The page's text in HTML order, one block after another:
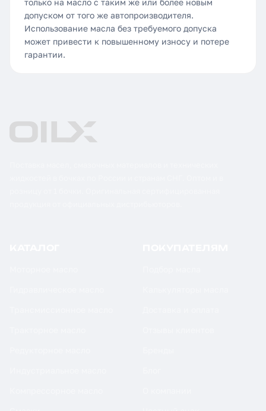
только на масло с таким же или более новым
допуском от того же автопроизводителя.
Использование масла без требуемого допуска
может привести к повышенному износу и потере
гарантии.